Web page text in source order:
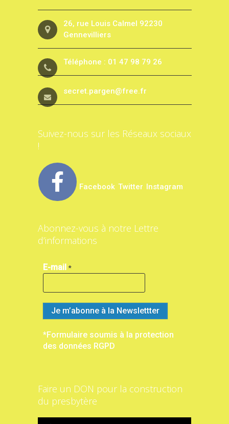
26, rue Louis Calmel 92230
Gennevilliers
Téléphone : 01 47 98 79 26
secret.pargen@free.fr
Suivez-nous sur les Réseaux sociaux
!
Facebook Twitter Instagram
Abonnez-vous à notre Lettre
d’informations
E-mail *
*Formulaire soumis à la protection
des données RGPD
Faire un DON pour la construction
du presbytère